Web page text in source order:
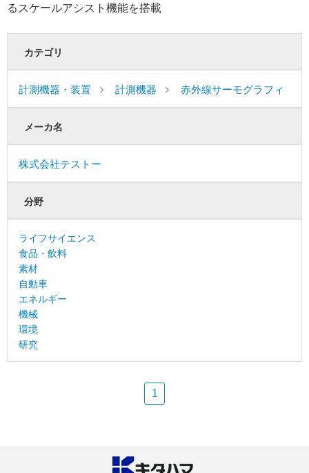
るスケールアシスト機能を搭載
カテゴリ
計測機器・装置 計測機器 赤外線サーモグラフィ
メーカ名
株式会社テストー
分野
ライフサイエンス
食品・飲料
素材
自動車
エネルギー
機械
環境
研究
1